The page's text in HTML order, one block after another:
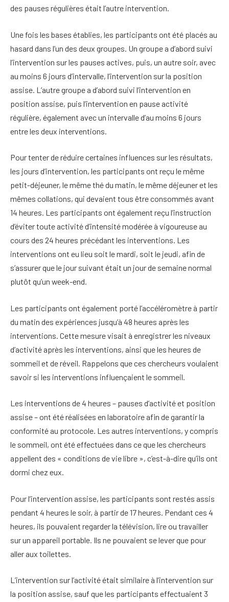
des pauses régulières était l’autre intervention.
Une fois les bases établies, les participants ont été placés au
hasard dans l’un des deux groupes. Un groupe a d’abord suivi
l’intervention sur les pauses actives, puis, un autre soir, avec
au moins 6 jours d’intervalle, l’intervention sur la position
assise. L’autre groupe a d’abord suivi l’intervention en
position assise, puis l’intervention en pause activité
régulière, également avec un intervalle d’au moins 6 jours
entre les deux interventions.
Pour tenter de réduire certaines influences sur les résultats,
les jours d’intervention, les participants ont reçu le même
petit-déjeuner, le même thé du matin, le même déjeuner et les
mêmes collations, qui devaient tous être consommés avant
14 heures. Les participants ont également reçu l’instruction
d’éviter toute activité d’intensité modérée à vigoureuse au
cours des 24 heures précédant les interventions. Les
interventions ont eu lieu soit le mardi, soit le jeudi, afin de
s’assurer que le jour suivant était un jour de semaine normal
plutôt qu’un week-end.
Les participants ont également porté l’accéléromètre à partir
du matin des expériences jusqu’à 48 heures après les
interventions. Cette mesure visait à enregistrer les niveaux
d’activité après les interventions, ainsi que les heures de
sommeil et de réveil. Rappelons que ces chercheurs voulaient
savoir si les interventions influençaient le sommeil.
Les interventions de 4 heures – pauses d’activité et position
assise – ont été réalisées en laboratoire afin de garantir la
conformité au protocole. Les autres interventions, y compris
le sommeil, ont été effectuées dans ce que les chercheurs
appellent des « conditions de vie libre », c’est-à-dire qu’ils ont
dormi chez eux.
Pour l’intervention assise, les participants sont restés assis
pendant 4 heures le soir, à partir de 17 heures. Pendant ces 4
heures, ils pouvaient regarder la télévision, lire ou travailler
sur un appareil portable. Ils ne pouvaient se lever que pour
aller aux toilettes.
L’intervention sur l’activité était similaire à l’intervention sur
la position assise, sauf que les participants effectuaient 3